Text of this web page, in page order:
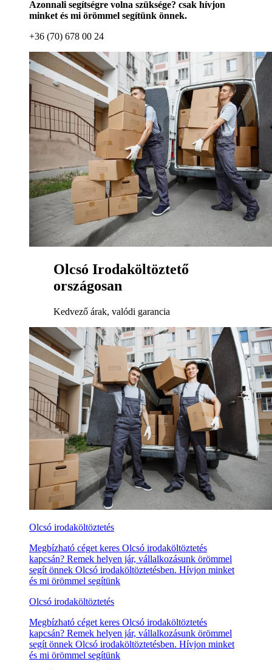
Azonnali segítségre volna szüksége? csak hívjon
minket és mi örömmel segítünk önnek.
+36 (70) 678 00 24
Olcsó Irodaköltöztető
országosan
Kedvező árak, valódi garancia
Olcsó irodaköltöztetés
Megbízható céget keres Olcsó irodaköltöztetés
kapcsán? Remek helyen jár, vállalkozásunk örömmel
segít önnek Olcsó irodaköltöztetésben. Hívjon minket
és mi örömmel segítünk
Olcsó irodaköltöztetés
Megbízható céget keres Olcsó irodaköltöztetés
kapcsán? Remek helyen jár, vállalkozásunk örömmel
segít önnek Olcsó irodaköltöztetésben. Hívjon minket
és mi örömmel segítünk